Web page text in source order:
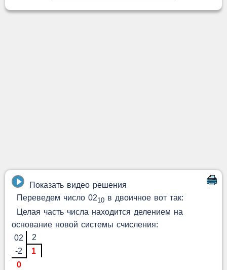
Показать видео решения
Переведем число 0210в двоичное вот так:
Целая часть числа находится делением на
основание новой системы счисления:
02
2
-2
1
0